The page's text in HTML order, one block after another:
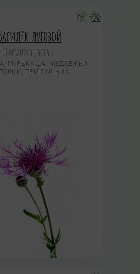
луговой
Centaurea jacea L.
ГОРЬКУША, МЕДВЕЖЬИ
ТРИПУШНИК